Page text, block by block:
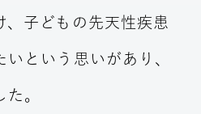
、子どもの先天性疾患
という思いがあり、
。